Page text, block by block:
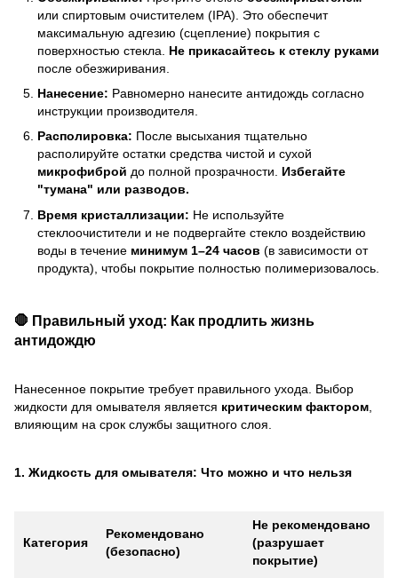
или спиртовым очистителем (IPA). Это обеспечит
максимальную адгезию (сцепление) покрытия с
поверхностью стекла. Не прикасайтесь к стеклу руками
после обезжиривания.
Нанесение: Равномерно нанесите антидождь согласно
инструкции производителя.
Располировка: После высыхания тщательно
располируйте остатки средства чистой и сухой
микрофиброй до полной прозрачности. Избегайте
"тумана" или разводов.
Время кристаллизации: Не используйте
стеклоочистители и не подвергайте стекло воздействию
воды в течение минимум 1–24 часов (в зависимости от
продукта), чтобы покрытие полностью полимеризовалось.
🛑 Правильный уход: Как продлить жизнь
антидождю
Нанесенное покрытие требует правильного ухода. Выбор
жидкости для омывателя является критическим фактором
влияющим на срок службы защитного слоя.
1. Жидкость для омывателя: Что можно и что нельзя
Категория
Рекомендовано
(безопасно)
Не рекомендовано
(разрушает
покрытие)